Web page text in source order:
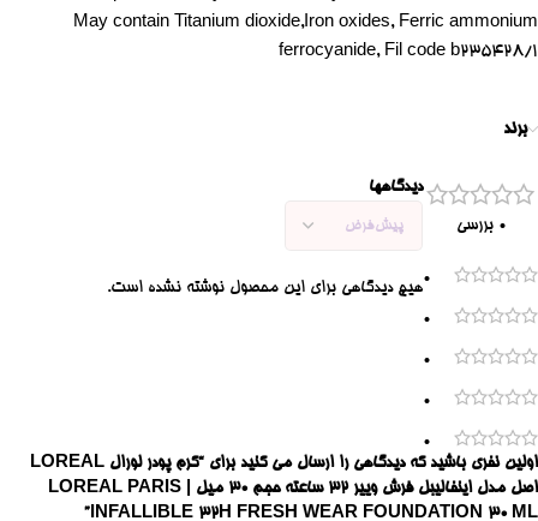
May contain Titanium dioxide,Iron oxides, Ferric ammonium
ferrocyanide, Fil code b235428/1
برند
0 بررسی
0
0
0
0
0
دیدگاهها
هیچ دیدگاهی برای این محصول نوشته نشده است.
اولین نفری باشید که دیدگاهی را ارسال می کنید برای “کرم پودر لورال LOREAL
اصل مدل اینفالیبل فرش وییر 32 ساعته حجم ۳۰ میل | LOREAL PARIS
INFALLIBLE 32H FRESH WEAR FOUNDATION 30 ML”